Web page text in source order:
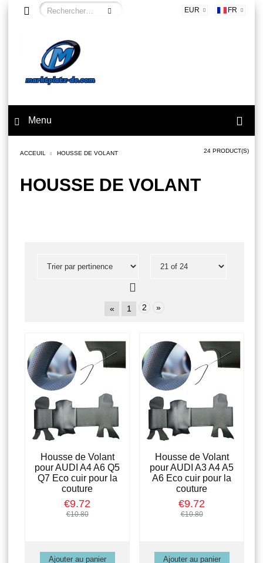
EUR FR
Menu
ACCEUIL HOUSSE DE VOLANT 24 PRODUCT(S)
HOUSSE DE VOLANT
« 1 2 »
Housse de Volant
pour AUDI A4 A6 Q5
Q7 Eco cuir pour la
couture
€9.72
€10.80
Housse de Volant
pour AUDI A3 A4 A5
A6 Eco cuir pour la
couture
€9.72
€10.80